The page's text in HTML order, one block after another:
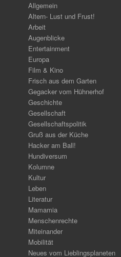
Allgemein
Altern- Lust und Frust!
Arbeit
Augenblicke
Entertainment
Europa
Film & Kino
Frisch aus dem Garten
Gegacker vom Hühnerhof
Geschichte
Gesellschaft
Gesellschaftspolitik
Gruß aus der Küche
Hacker am Ball!
Hundiversum
Kolumne
Kultur
Leben
Literatur
Mamamia
Menschenrechte
Miteinander
Mobilität
Neues vom Lieblingsplaneten